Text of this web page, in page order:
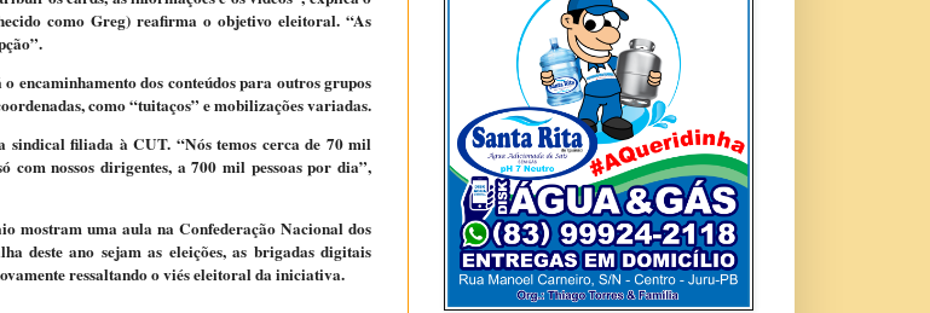
como Greg) reafirma o objetivo eleitoral. “As
encaminhamento dos conteúdos para outros grupos
como “tuitaços” e mobilizações variadas.
sindical filiada à CUT. “Nós temos cerca de 70 mil
com nossos dirigentes, a 700 mil pessoas por dia”,
mostram uma aula na Confederação Nacional dos
deste ano sejam as eleições, as brigadas digitais
ressaltando o viés eleitoral da iniciativa.